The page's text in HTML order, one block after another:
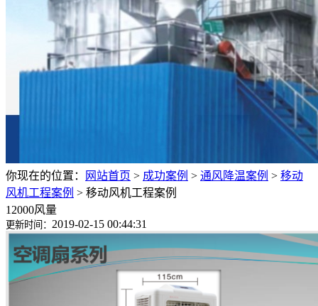
你现在的位置： 网站首页 > 成功案例 > 通风降温案例 > 移动
风机工程案例 > 移动风机工程案例
12000风量
更新时间： 2019-02-15 00:44:31